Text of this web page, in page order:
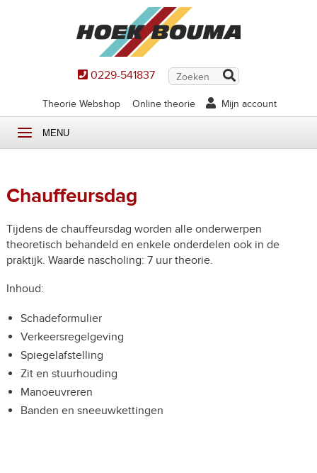
0229-541837
Theorie Webshop Online theorie Mijn account
MENU
Chauffeursdag
Tijdens de chauffeursdag worden alle onderwerpen
theoretisch behandeld en enkele onderdelen ook in de
praktijk. Waarde nascholing: 7 uur theorie.
Inhoud:
Schadeformulier
Verkeersregelgeving
Spiegelafstelling
Zit en stuurhouding
Manoeuvreren
Banden en sneeuwkettingen